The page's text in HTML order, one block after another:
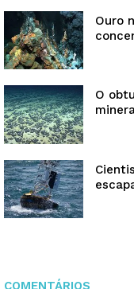
Ouro
O
COMENTÁRIOS